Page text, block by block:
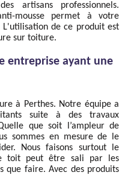
artisans professionnels.
mousse permet à votre
de ce produit est
sur toiture.
entreprise ayant une
à Perthes. Notre équipe a
suite à des travaux
que soit l’ampleur de
sommes en mesure de le
Nous faisons surtout le
toit peut être sali par les
que faire. Avec des produits